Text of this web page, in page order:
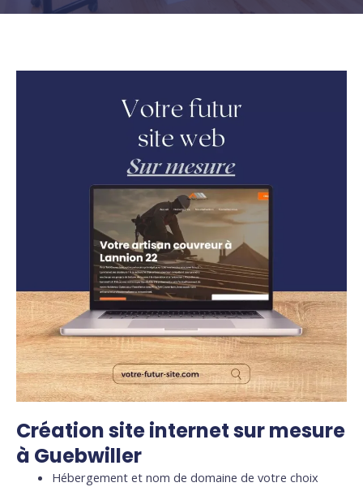
Création site internet sur mesure
à Guebwiller
Hébergement et nom de domaine de votre choix